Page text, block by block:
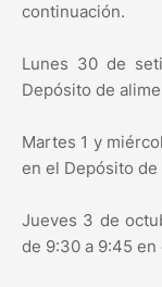
continuación.
Lunes 30 de
Depósito de
Martes 1 y
en el Depósito de
Jueves 3 de
de 9:30 a 9:45